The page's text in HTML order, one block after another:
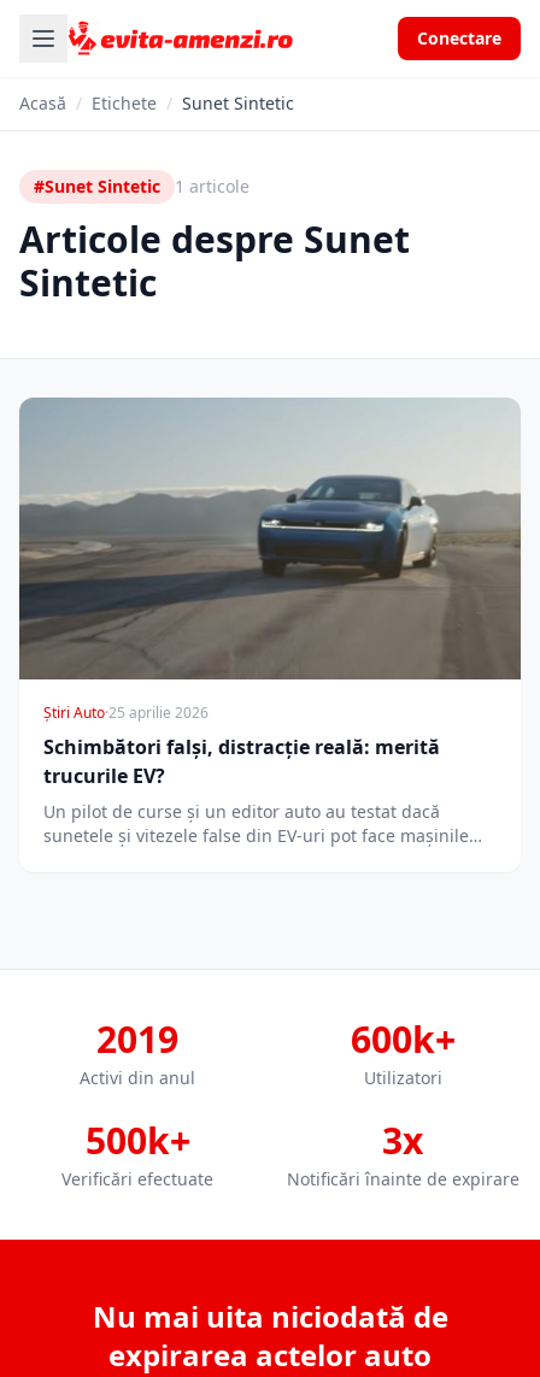
Conectare
Acasă / Etichete / Sunet Sintetic
#Sunet Sintetic 1 articole
Articole despre Sunet
Sintetic
Știri Auto·25 aprilie 2026
Schimbători falși, distracție reală: merită
trucurile EV?
Un pilot de curse și un editor auto au testat dacă
sunetele și vitezele false din EV-uri pot face mașinile…
2019
Activi din anul
600k+
Utilizatori
500k+
Verificări efectuate
3x
Notificări înainte de expirare
Nu mai uita niciodată de
expirarea actelor auto